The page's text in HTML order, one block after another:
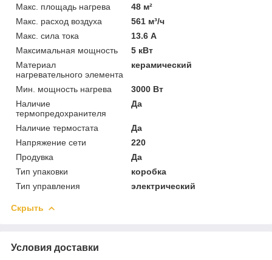
Макс. площадь нагрева
48 м²
Макс. расход воздуха
561 м³/ч
Макс. сила тока
13.6 А
Максимальная мощность
5 кВт
Материал
нагревательного элемента
керамический
Мин. мощность нагрева
3000 Вт
Наличие
термопредохранителя
Да
Наличие термостата
Да
Напряжение сети
220
Продувка
Да
Тип упаковки
коробка
Тип управления
электрический
Скрыть
Условия доставки